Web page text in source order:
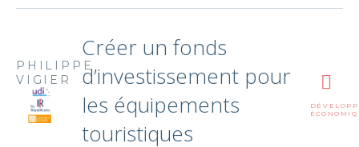
PHILIPPE
VIGIER
Créer un fonds
d’investissement pour
les équipements
touristiques